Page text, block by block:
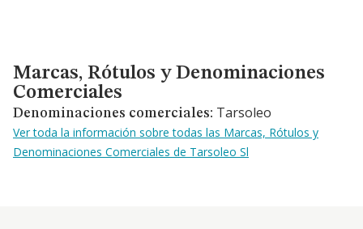
Marcas, Rótulos y Denominaciones Comerciales
Marcas, Rótulos y Denominaciones
Comerciales
Denominaciones comerciales: Tarsoleo
Ver toda la información sobre todas las Marcas, Rótulos y
Denominaciones Comerciales de Tarsoleo Sl